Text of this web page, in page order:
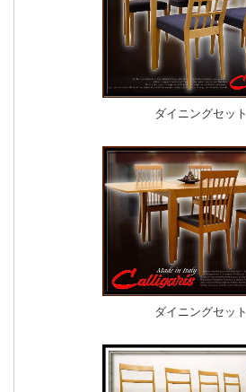
ダイニングセット
ダイニングセット